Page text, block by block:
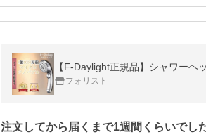
【F-Daylight正規品】シャワー
フォリスト
注文してから届くまで1週間くらいでし